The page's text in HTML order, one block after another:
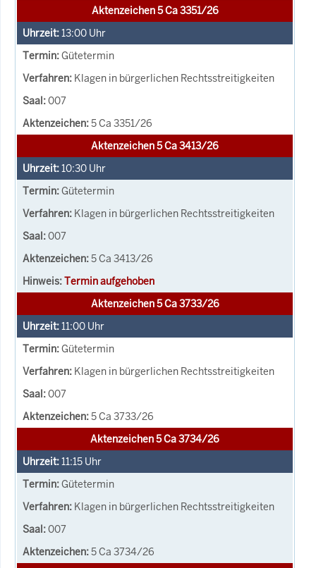
Aktenzeichen 5 Ca 3351/26
13:00 Uhr
Gütetermin
Klagen in bürgerlichen Rechtsstreitigkeiten
007
5 Ca 3351/26
Aktenzeichen 5 Ca 3413/26
10:30 Uhr
Gütetermin
Klagen in bürgerlichen Rechtsstreitigkeiten
007
5 Ca 3413/26
Termin aufgehoben
Aktenzeichen 5 Ca 3733/26
11:00 Uhr
Gütetermin
Klagen in bürgerlichen Rechtsstreitigkeiten
007
5 Ca 3733/26
Aktenzeichen 5 Ca 3734/26
11:15 Uhr
Gütetermin
Klagen in bürgerlichen Rechtsstreitigkeiten
007
5 Ca 3734/26